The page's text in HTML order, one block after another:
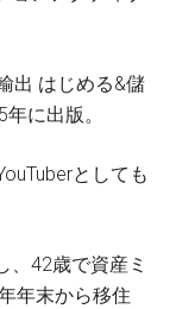
出 はじめる&儲
に出版。
としても
、42歳で資産ミ
年末から移住